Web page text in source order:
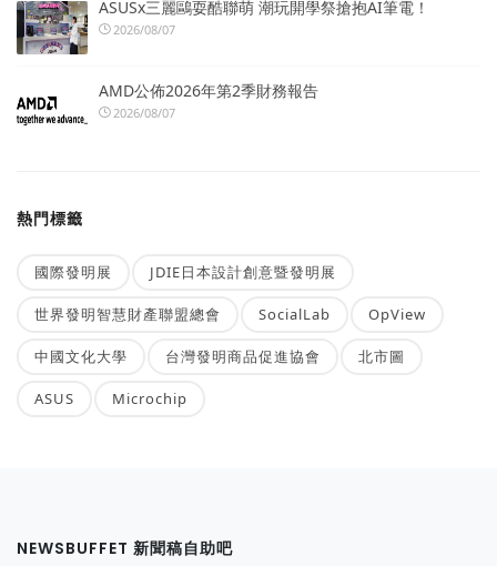
ASUSx三麗鷗耍酷聯萌 潮玩開學祭搶抱AI筆電！
2026/08/07
AMD公佈2026年第2季財務報告
2026/08/07
熱門標籤
國際發明展 JDIE日本設計創意暨發明展
世界發明智慧財產聯盟總會 SocialLab OpView
中國文化大學 台灣發明商品促進協會 北市圖
ASUS Microchip
NEWSBUFFET 新聞稿自助吧